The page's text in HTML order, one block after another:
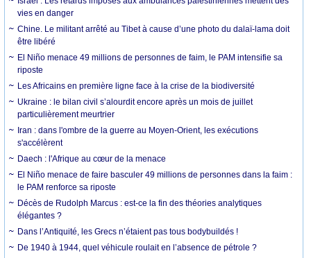
vies en danger
Chine. Le militant arrêté au Tibet à cause d’une photo du dalaï-lama doit
être libéré
El Niño menace 49 millions de personnes de faim, le PAM intensifie sa
riposte
Les Africains en première ligne face à la crise de la biodiversité
Ukraine : le bilan civil s’alourdit encore après un mois de juillet
particulièrement meurtrier
Iran : dans l'ombre de la guerre au Moyen-Orient, les exécutions
s'accélèrent
Daech : l'Afrique au cœur de la menace
El Niño menace de faire basculer 49 millions de personnes dans la faim :
le PAM renforce sa riposte
Décès de Rudolph Marcus : est-ce la fin des théories analytiques
élégantes ?
Dans l’Antiquité, les Grecs n’étaient pas tous bodybuildés !
De 1940 à 1944, quel véhicule roulait en l’absence de pétrole ?